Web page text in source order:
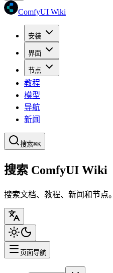
ComfyUI Wiki
安装
界面
节点
教程
模型
导航
新闻
搜索⌘K
搜索 ComfyUI Wiki
搜索文档、教程、新闻和节点。
页面导航